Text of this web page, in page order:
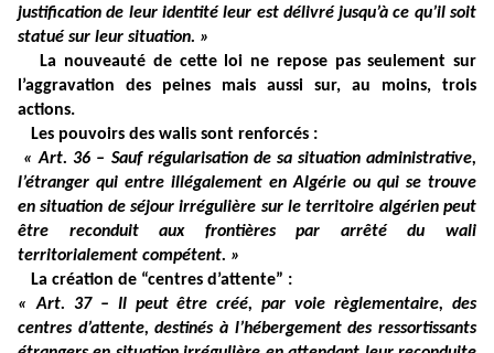
justification de leur identité leur est délivré jusqu’à ce qu’il soit
statué sur leur situation. »
La nouveauté de cette loi ne repose pas seulement sur
l’aggravation des peines mais aussi sur, au moins, trois
actions.
Les pouvoirs des walis sont renforcés :
« Art. 36 – Sauf régularisation de sa situation administrative,
l’étranger qui entre illégalement en Algérie ou qui se trouve
en situation de séjour irrégulière sur le territoire algérien peut
être reconduit aux frontières par arrêté du wali
territorialement compétent. »
La création de “centres d’attente” :
« Art. 37 – Il peut être créé, par voie règlementaire, des
centres d’attente, destinés à l’hébergement des ressortissants